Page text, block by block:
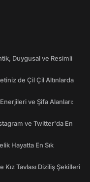
Duygusal ve Resimli
de Çil Çil Altınlarda
ve Şifa Alanları:
ve Twitter'da En
Hayatta En Sık
Kız Tavlası Diziliş Şekilleri